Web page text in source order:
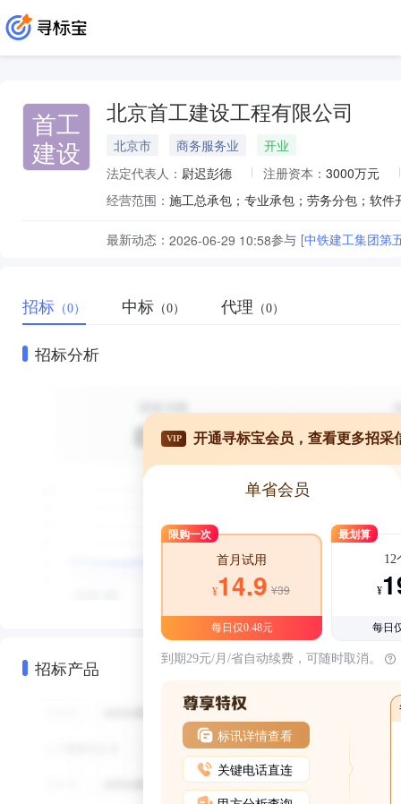
首工
建设
北京首工建设工程有限公司
北京市 商务服务业
开业
法定代表人： 尉迟彭德 注册资本： 3000万元
经营范围：
最新动态： 2026-06-29 10:58参与 [中铁建工集团第
招标 （0） 中标 （0） 代理 （0）
招标分析
招标产品
VIP 开通寻标宝会员，查看更多招采
单省会员
限购一次
首月试用
¥14.9 ¥39
每日仅0.48元
最划算
12
¥
每日
到期29元/月/省自动续费，可随时取消。
标讯详情查看
关键电话直连